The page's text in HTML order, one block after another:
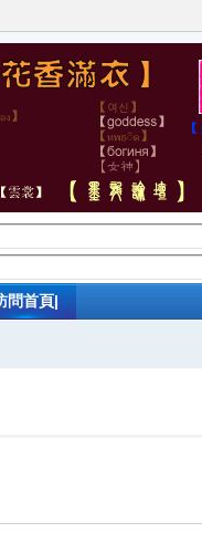
問首頁|